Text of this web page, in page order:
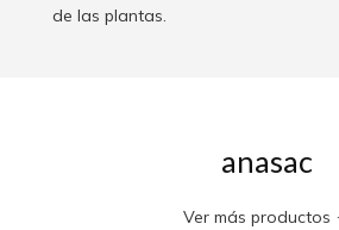
de las plantas.
anasac
Ver más productos